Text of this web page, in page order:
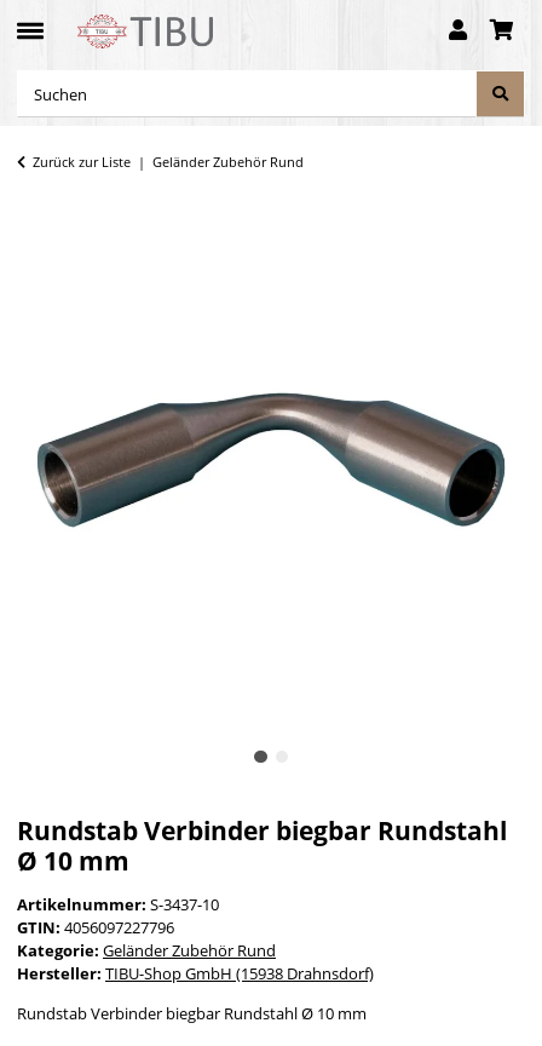
Zurück zur Liste Geländer Zubehör Rund
Rundstab Verbinder biegbar Rundstahl
Ø 10 mm
Artikelnummer: S-3437-10
GTIN: 4056097227796
Kategorie: Geländer Zubehör Rund
Hersteller: TIBU-Shop GmbH (15938 Drahnsdorf)
Rundstab Verbinder biegbar Rundstahl Ø 10 mm